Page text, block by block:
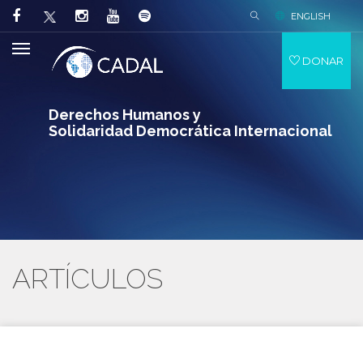
Derechos Humanos y
Solidaridad Democrática Internacional
ENGLISH
DONAR
ARTÍCULOS